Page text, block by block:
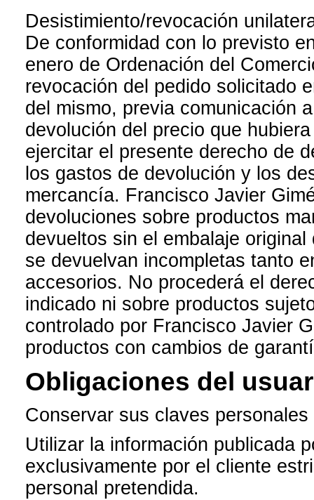
Desistimiento/revocación
De conformidad con lo previsto
enero de Ordenación del
revocación del pedido solicitado
del mismo, previa comunicación
devolución del precio que
ejercitar el presente derecho de
los gastos de devolución y los
mercancía. Francisco Javier
devoluciones sobre productos
devueltos sin el embalaje
se devuelvan incompletas tanto
accesorios. No procederá el
indicado ni sobre productos
controlado por Francisco Javier
productos con cambios de
Obligaciones del
Conservar sus claves
Utilizar la información publicada
exclusivamente por el cliente
personal pretendida.